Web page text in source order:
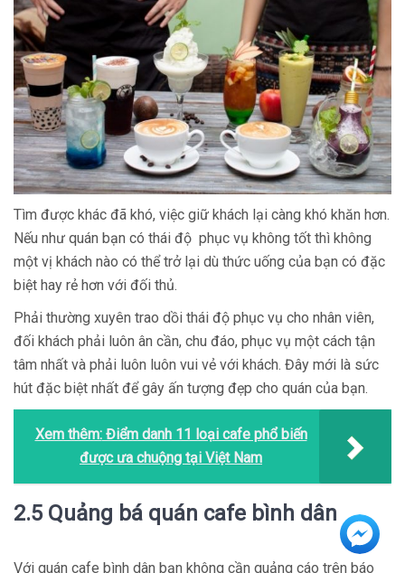
Tìm được khác đã khó, việc giữ khách lại càng khó khăn hơn.
Nếu như quán bạn có thái độ phục vụ không tốt thì không
một vị khách nào có thể trở lại dù thức uống của bạn có đặc
biệt hay rẻ hơn với đối thủ.
Phải thường xuyên trao dồi thái độ phục vụ cho nhân viên,
đối khách phải luôn ân cần, chu đáo, phục vụ một cách tận
tâm nhất và phải luôn luôn vui vẻ với khách. Đây mới là sức
hút đặc biệt nhất để gây ấn tượng đẹp cho quán của bạn.
Xem thêm:Điểm danh 11 loại cafe phổ biến
được ưa chuộng tại Việt Nam
2.5 Quảng bá quán cafe bình dân
Với quán cafe bình dân bạn không cần quảng cáo trên báo